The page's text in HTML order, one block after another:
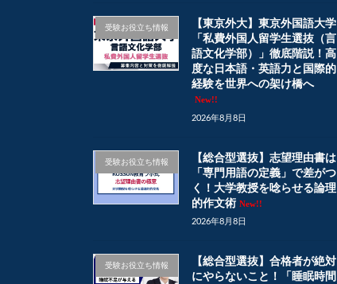
受験お役立ち情報
【東京外大】東京外国語大学
「私費外国人留学生選抜（言
語文化学部）」徹底階説！高
度な日本語・英語力と国際的
経験を世界への架け橋へ
New!!
2026年8月8日
受験お役立ち情報
【総合型選抜】志望理由書は
「専門用語の定義」で差がつ
く！大学教授を唸らせる論理
的作文術 New!!
2026年8月8日
受験お役立ち情報
【総合型選抜】合格者が絶対
にやらないこと！「睡眠時間